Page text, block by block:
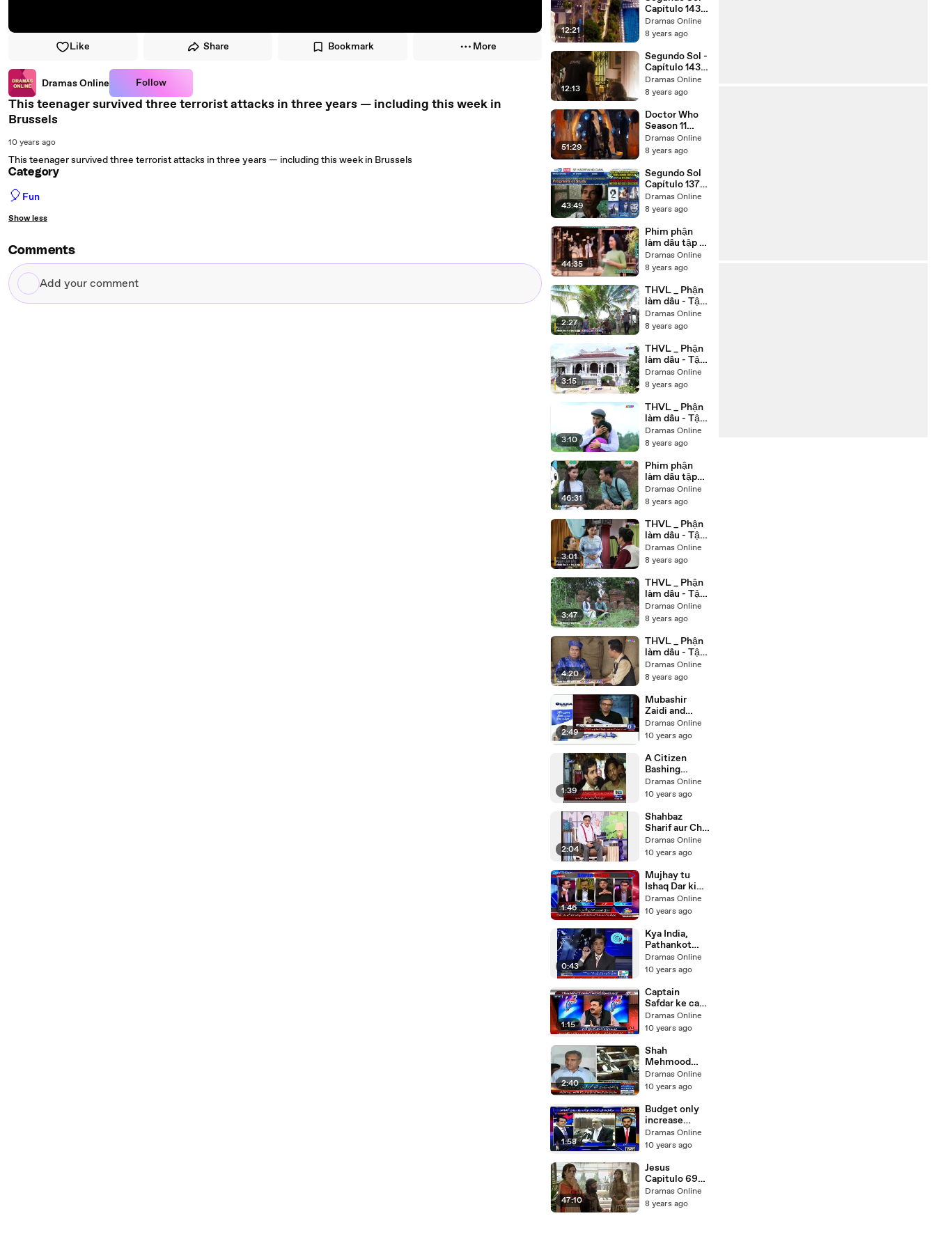
Like Share Bookmark More
Dramas Online Follow
This teenager survived three terrorist attacks in three years — including this week in
Brussels
10 years ago
This teenager survived three terrorist attacks in three years — including this week in Brussels
Category
🎈 Fun
Show less
Comments
Add
your
12:21
Capítulo 143
Parte 3 Sexta
Feira 26/ 10
Dramas Online
8 years ago
12:13
Segundo Sol -
Capítulo 143
Parte 4 -
Sexta Feira
HD
Dramas Online
8 years ago
51:29
Doctor Who
Season 11
Episode 3
Rosa
Dramas Online
8 years ago
43:49
Segundo Sol
Capítulo 137
Completo
Sexta Feira
Dramas Online
8 years ago
44:35
Phim phận
làm dâu tập 21
THVL1 Việt
Nam Trọn Bộ
Dramas Online
8 years ago
2:27
THVL _ Phận
làm dâu - Tập
23- Phát dụ dỗ
Tài dính vào
bất chính-
c0VeSN38KA
8
Dramas Online
8 years ago
3:15
THVL _ Phận
làm dâu - Tập
22 - Bà Hội
đồng và
lòng khi thấy
cháu mình bị
thương-
hEk7CvdYtJQ
Dramas Online
8 years ago
3:10
THVL _ Phận
làm dâu - Tập
21 - Dung oán
trách đứa con
khiến cho
Phát tránh né
mình-
9dvF3il64XY
Dramas Online
8 years ago
46:31
Phim phận
làm dâu tập
20 THVL1 Việt
Nam Trọn Bộ
Dramas Online
8 years ago
3:01
THVL _ Phận
làm dâu - Tập
20[c] - Phát
báo cáo với
việc đã thủ
tiêu Thái
Dramas Online
8 years ago
3:47
THVL _ Phận
làm dâu - Tập
20[b] - Phát
kết nạp Thái
để có thêm
đồng minh
bên ngoài-
s3E-tWA9ovI
Dramas Online
8 years ago
4:20
THVL _ Phận
làm dâu - Tập
20[a] - Tài kết
tội Tú cắt xén
cửa hàng gạo-
VhNuqRwqo0
o
Dramas Online
8 years ago
2:49
Mubashir
Zaidi and
Zarar Khoro's
funny
budget
Dramas Online
10 years ago
1:39
A Citizen
Bashing
PMLN Govt
And Nawaz
Budget - Khud
Ye Marra Ni
Apna Dil
Change
Karwane
Chala Giya
Dramas Online
10 years ago
2:04
Shahbaz
Sharif aur Ch.
Nisar ki G.
Raheel Sharif
aur Extension
ki offer per
PML-N mein
Ikhtalafaat ki
Mukhba
Dramas Online
10 years ago
1:46
Mujhay tu
Ishaq Dar ki
taqreer
suntay suntay
critical
analysis of Ali
Nasir analyst
Dramas Online
10 years ago
0:43
Kya India,
Pathankot
issue se
Pakistan ko
benefits lenay
ja rha hai?
Listen to
Ahmad
Qureshi
Dramas Online
10 years ago
1:15
Captain
Safdar ke case
ka kuch nahi
hoga per mein
aur Khwaja
Saad Rafique
ko out hote
daikh raha hon
- Sheik
Dramas Online
10 years ago
2:40
Shah
Mehmood
Qureshi
Media Talk
Session
Dramas Online
10 years ago
1:58
Budget only
increase
corruption
among people
interaction
with Lahore
traders
Dramas Online
10 years ago
47:10
Jesus
Capitulo 69
Completo HD
Dramas Online
8 years ago